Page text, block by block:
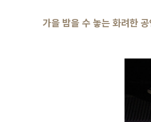
가을 밤을 수 놓는 화려한